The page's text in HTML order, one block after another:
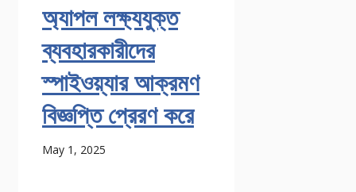
অ্যাপল লক্ষ্যযুক্ত
ব্যবহারকারীদের
স্পাইওয়্যার আক্রমণ
বিজ্ঞপ্তি প্রেরণ করে
May 1, 2025